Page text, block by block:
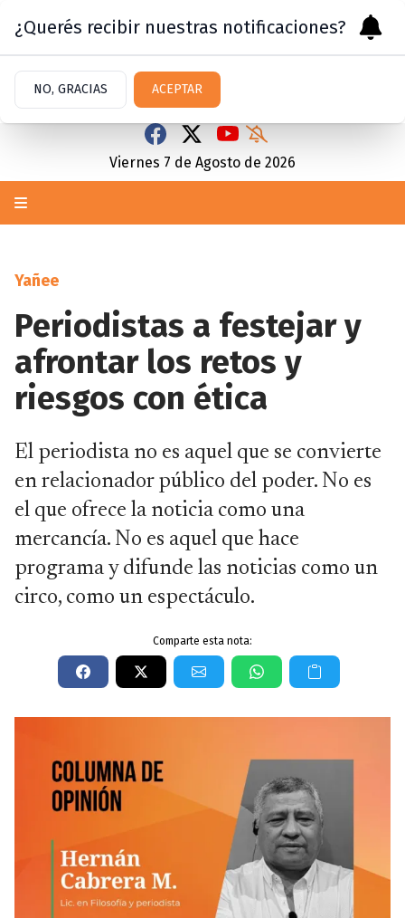
Viernes 7 de Agosto de 2026
Yañee
Periodistas a festejar y
afrontar los retos y
riesgos con ética
El periodista no es aquel que se convierte
en relacionador público del poder. No es
el que ofrece la noticia como una
mercancía. No es aquel que hace
programa y difunde las noticias como un
circo, como un espectáculo.
Comparte esta nota:
¿Querés recibir nuestras notificaciones?
NO, GRACIAS ACEPTAR